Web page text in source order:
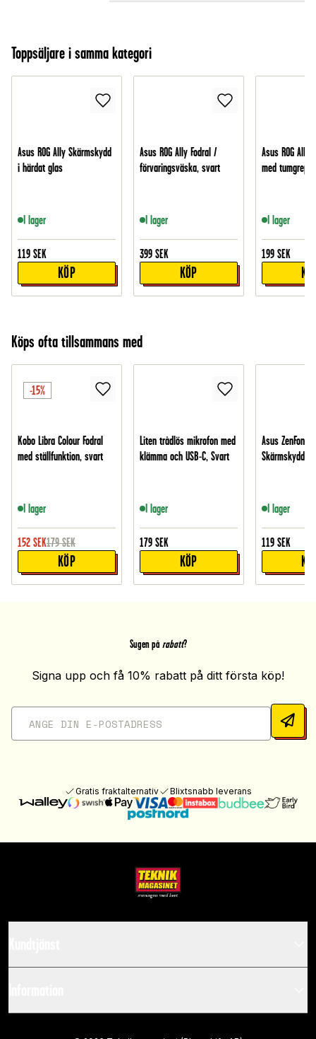
Toppsäljare i samma kategori
Asus ROG Ally Skärmskydd
i härdat glas
I lager
119 SEK
KÖP
Asus ROG Ally Fodral /
förvaringsväska, svart
I lager
399 SEK
KÖP
Asus ROG Ally
med
I lager
199 SEK
Köps ofta tillsammans med
-15%
Kobo Libra Colour Fodral
med ställfunktion, svart
I lager
152 SEK179 SEK
KÖP
Liten trådlös mikrofon med
klämma och USB-C, Svart
I lager
179 SEK
KÖP
Asus ZenFone
Skärmskydd i
I lager
119 SEK
Sugen på rabatt?
Signa upp och få 10% rabatt på ditt första köp!
Gratis fraktalternativ Blixtsnabb leverans